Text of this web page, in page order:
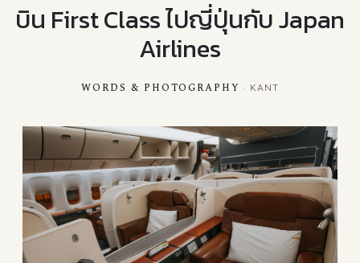
บิน First Class ไปญี่ปุ่นกับ Japan
Airlines
WORDS & PHOTOGRAPHY · KANT